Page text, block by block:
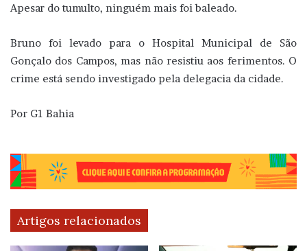
Apesar do tumulto, ninguém mais foi baleado.
Bruno foi levado para o Hospital Municipal de São
Gonçalo dos Campos, mas não resistiu aos ferimentos. O
crime está sendo investigado pela delegacia da cidade.
Por G1 Bahia
Artigos relacionados